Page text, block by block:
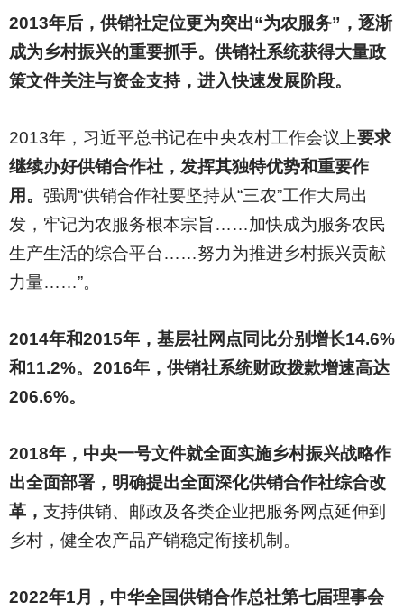
2013年后，供销社定位更为突出“为农服务”，逐渐
成为乡村振兴的重要抓手。供销社系统获得大量政
策文件关注与资金支持，进入快速发展阶段。
2013年，习近平总书记在中央农村工作会议上要求
继续办好供销合作社，发挥其独特优势和重要作
用。 强调“供销合作社要坚持从“三农”工作大局出
发，牢记为农服务根本宗旨……加快成为服务农民
生产生活的综合平台……努力为推进乡村振兴贡献
力量……”。
2014年和2015年，基层社网点同比分别增长14.6%
和11.2%。2016年，供销社系统财政拨款增速高达
206.6%。
2018年，中央一号文件就全面实施乡村振兴战略作
出全面部署，明确提出全面深化供销合作社综合改
革， 支持供销、邮政及各类企业把服务网点延伸到
乡村，健全农产品产销稳定衔接机制。
2022年1月，中华全国供销合作总社第七届理事会